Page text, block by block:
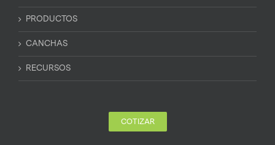
PRODUCTOS
CANCHAS
RECURSOS
COTIZAR